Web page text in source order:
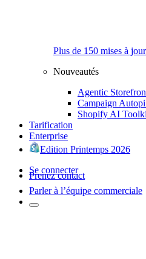
Plus de 150 mises à
Nouveautés
Agentic
Campaign
Shopify AI
Tarification
Enterprise
Edition Printemps 2026
Se connecter
Prenez contact
Parler à l’équipe commerciale